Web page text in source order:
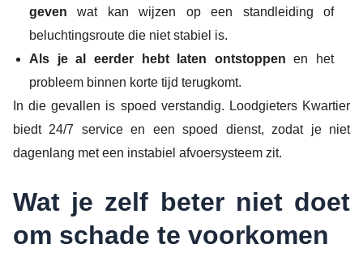
geven wat kan wijzen op een standleiding of
beluchtingsroute die niet stabiel is.
Als je al eerder hebt laten ontstoppen en het
probleem binnen korte tijd terugkomt.
In die gevallen is spoed verstandig. Loodgieters Kwartier
biedt 24/7 service en een spoed dienst, zodat je niet
dagenlang met een instabiel afvoersysteem zit.
Wat je zelf beter niet doet
om schade te voorkomen